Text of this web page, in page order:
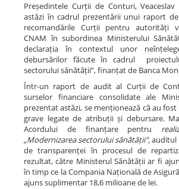
Președintele Curții de Conturi,
astăzi în cadrul prezentării unui raport
recomandările Curții pentru autorități
CNAM în subordinea Ministerului
declarația în contextul unor
debursărilor făcute în cadrul
sectorului sănătății”, finanțat de Banca
Într-un raport de audit al Curții de
surselor financiare consolidate ale
prezentat astăzi, se menționează că au
grave legate de atribuții și debursare.
Acordului de finanțare pentru
„Modernizarea sectorului sănătății",auditul
de transparenței în procesul de
rezultat, către Ministerul Sănătății ar fi
în timp ce la Compania Națională de
ajuns suplimentar 18,6 milioane de lei.